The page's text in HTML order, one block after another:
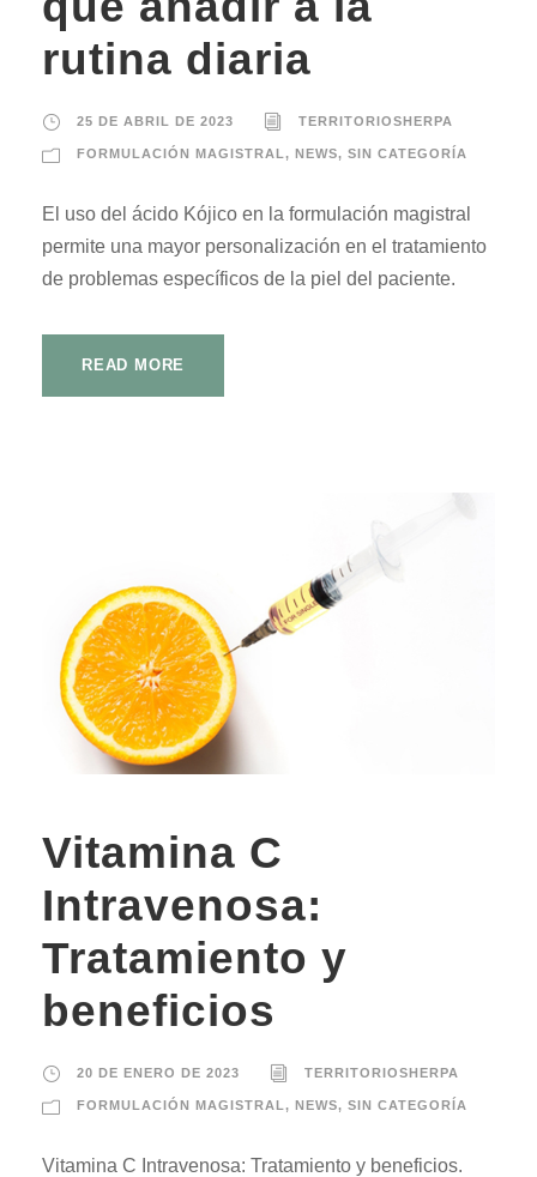
rutina diaria
25 DE ABRIL DE 2023 TERRITORIOSHERPA
FORMULACIÓN MAGISTRAL , NEWS, SIN CATEGORÍA
El uso del ácido Kójico en la formulación magistral
permite una mayor personalización en el tratamiento
de problemas específicos de la piel del paciente.
READ MORE
Vitamina C
Intravenosa:
Tratamiento y
beneficios
20 DE ENERO DE 2023 TERRITORIOSHERPA
FORMULACIÓN MAGISTRAL , NEWS, SIN CATEGORÍA
Vitamina C Intravenosa: Tratamiento y beneficios.